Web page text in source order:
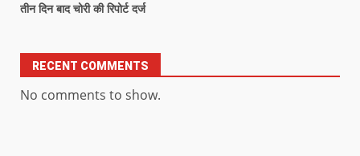
तीन दिन बाद चोरी की रिपोर्ट दर्ज
RECENT COMMENTS
No comments to show.